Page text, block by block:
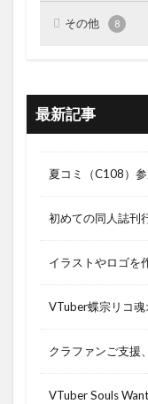
その他 8
最新記事
夏コミ（C108）
初めての同人誌刊
イラストやロゴを
VTuber蝶宗リコ
クラファンご支援
VTuber Souls